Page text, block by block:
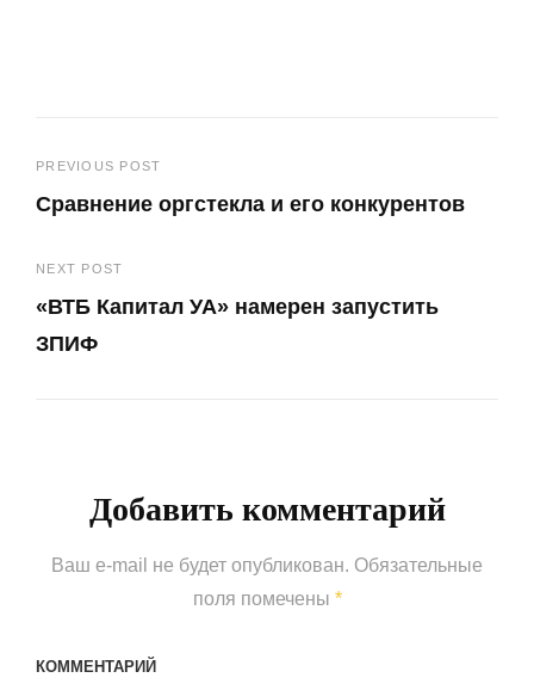
Навигация
по
записям
PREVIOUS POST
Сравнение оргстекла и его конкурентов
Post
NEXT POST
«ВТБ Капитал УА» намерен запустить
ЗПИФ
Добавить комментарий
Ваш e-mail не будет опубликован. Обязательные
поля помечены *
КОММЕНТАРИЙ